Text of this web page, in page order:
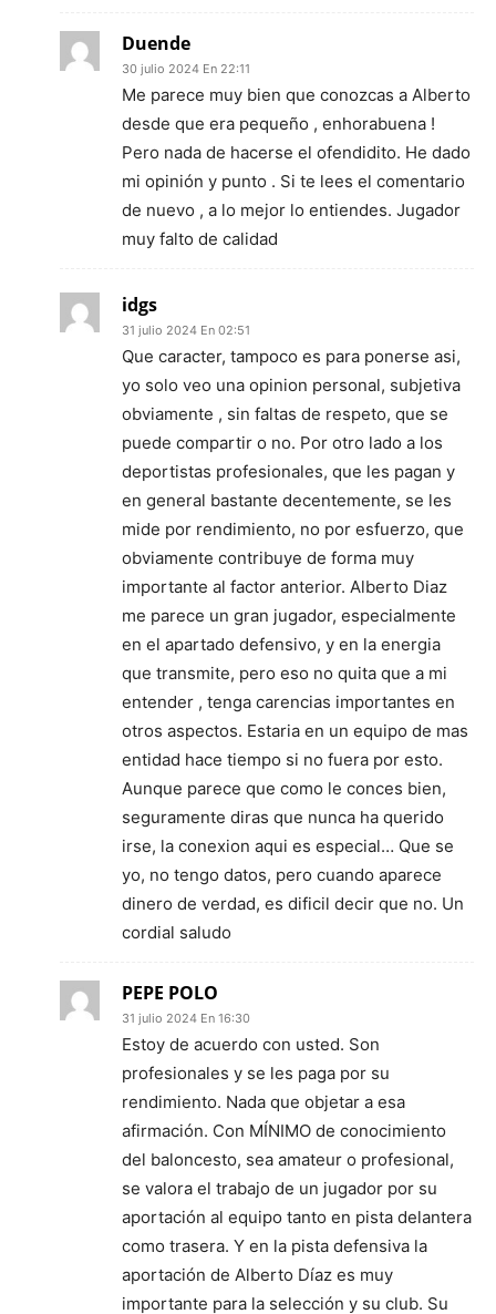
Duende
30 julio 2024 En 22:11
Me parece muy bien que conozcas a Alberto
desde que era pequeño , enhorabuena !
Pero nada de hacerse el ofendidito. He dado
mi opinión y punto . Si te lees el comentario
de nuevo , a lo mejor lo entiendes. Jugador
muy falto de calidad
idgs
31 julio 2024 En 02:51
Que caracter, tampoco es para ponerse asi,
yo solo veo una opinion personal, subjetiva
obviamente , sin faltas de respeto, que se
puede compartir o no. Por otro lado a los
deportistas profesionales, que les pagan y
en general bastante decentemente, se les
mide por rendimiento, no por esfuerzo, que
obviamente contribuye de forma muy
importante al factor anterior. Alberto Diaz
me parece un gran jugador, especialmente
en el apartado defensivo, y en la energia
que transmite, pero eso no quita que a mi
entender , tenga carencias importantes en
otros aspectos. Estaria en un equipo de mas
entidad hace tiempo si no fuera por esto.
Aunque parece que como le conces bien,
seguramente diras que nunca ha querido
irse, la conexion aqui es especial… Que se
yo, no tengo datos, pero cuando aparece
dinero de verdad, es dificil decir que no. Un
cordial saludo
PEPE POLO
31 julio 2024 En 16:30
Estoy de acuerdo con usted. Son
profesionales y se les paga por su
rendimiento. Nada que objetar a esa
afirmación. Con MÍNIMO de conocimiento
del baloncesto, sea amateur o profesional,
se valora el trabajo de un jugador por su
aportación al equipo tanto en pista delantera
como trasera. Y en la pista defensiva la
aportación de Alberto Díaz es muy
importante para la selección y su club. Su